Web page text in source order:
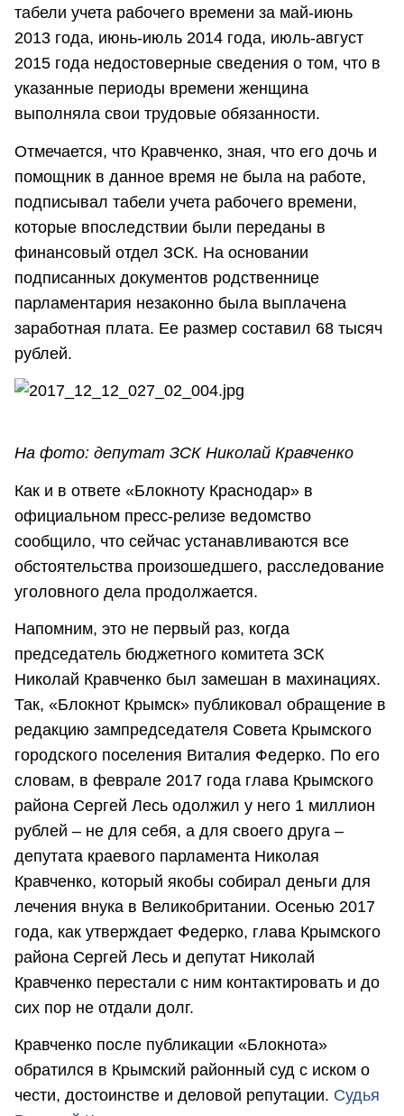
табели учета рабочего времени за май-июнь
2013 года, июнь-июль 2014 года, июль-август
2015 года недостоверные сведения о том, что в
указанные периоды времени женщина
выполняла свои трудовые обязанности.
Отмечается, что Кравченко, зная, что его дочь и
помощник в данное время не была на работе,
подписывал табели учета рабочего времени,
которые впоследствии были переданы в
финансовый отдел ЗСК. На основании
подписанных документов родственнице
парламентария незаконно была выплачена
заработная плата. Ее размер составил 68 тысяч
рублей.
На фото: депутат ЗСК Николай Кравченко
Как и в ответе «Блокноту Краснодар» в
официальном пресс-релизе ведомство
сообщило, что сейчас устанавливаются все
обстоятельства произошедшего, расследование
уголовного дела продолжается.
Напомним, это не первый раз, когда
председатель бюджетного комитета ЗСК
Николай Кравченко был замешан в махинациях.
Так, «Блокнот Крымск» публиковал обращение в
редакцию зампредседателя Совета Крымского
городского поселения Виталия Федерко. По его
словам, в феврале 2017 года глава Крымского
района Сергей Лесь одолжил у него 1 миллион
рублей – не для себя, а для своего друга –
депутата краевого парламента Николая
Кравченко, который якобы собирал деньги для
лечения внука в Великобритании. Осенью 2017
года, как утверждает Федерко, глава Крымского
района Сергей Лесь и депутат Николай
Кравченко перестали с ним контактировать и до
сих пор не отдали долг.
Кравченко после публикации «Блокнота»
обратился в Крымский районный суд с иском о
чести, достоинстве и деловой репутации. Судья